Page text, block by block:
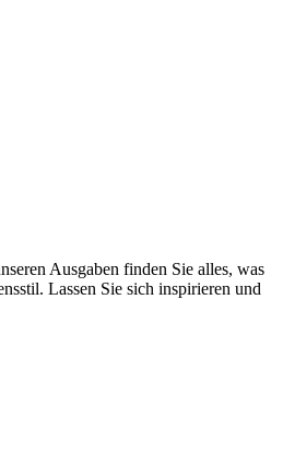
Ausgaben finden Sie alles, was
Lassen Sie sich inspirieren und